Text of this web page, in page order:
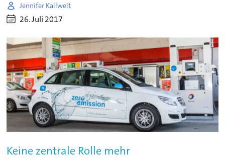
Jennifer Kallweit
26. Juli 2017
Keine zentrale Rolle mehr